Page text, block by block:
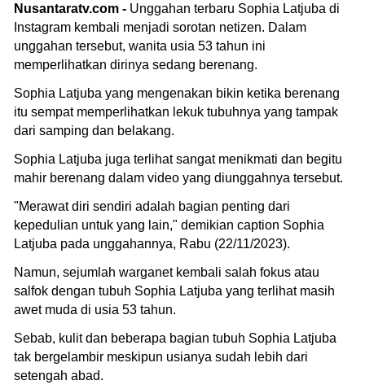
Nusantaratv.com - Unggahan terbaru Sophia Latjuba di
Instagram kembali menjadi sorotan netizen. Dalam
unggahan tersebut, wanita usia 53 tahun ini
memperlihatkan dirinya sedang berenang.
Sophia Latjuba yang mengenakan bikin ketika berenang
itu sempat memperlihatkan lekuk tubuhnya yang tampak
dari samping dan belakang.
Sophia Latjuba juga terlihat sangat menikmati dan begitu
mahir berenang dalam video yang diunggahnya tersebut.
"Merawat diri sendiri adalah bagian penting dari
kepedulian untuk yang lain," demikian caption Sophia
Latjuba pada unggahannya, Rabu (22/11/2023).
Namun, sejumlah warganet kembali salah fokus atau
salfok dengan tubuh Sophia Latjuba yang terlihat masih
awet muda di usia 53 tahun.
Sebab, kulit dan beberapa bagian tubuh Sophia Latjuba
tak bergelambir meskipun usianya sudah lebih dari
setengah abad.